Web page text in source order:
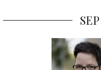
SEP